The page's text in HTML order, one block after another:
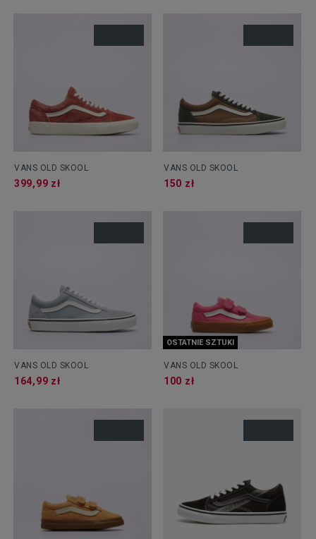
VANS OLD SKOOL
399,99 zł
VANS OLD SKOOL
150 zł
VANS OLD SKOOL
164,99 zł
OSTATNIE SZTUKI
VANS OLD SKOOL
100 zł